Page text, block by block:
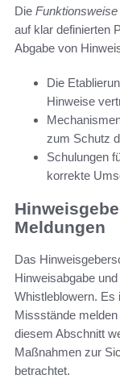
Die Funktionsweise
auf klar definierten
Abgabe von
Die
Hinweise
zum Schutz
Schulungen
korrekte
Meldungen
Das
Hinweisabgabe
Whistleblowern. Es
Missstände
diesem Abschnitt
Maßnahmen zur
betrachtet.